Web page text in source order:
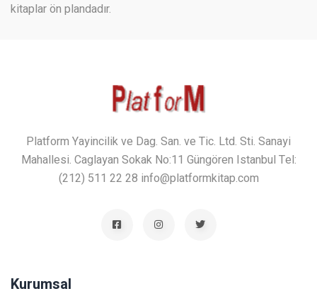
kitaplar ön plandadır.
Platform Yayincilik ve Dag. San. ve Tic. Ltd. Sti. Sanayi
Mahallesi. Caglayan Sokak No:11 Güngören Istanbul Tel:
(212) 511 22 28 info@platformkitap.com
Kurumsal